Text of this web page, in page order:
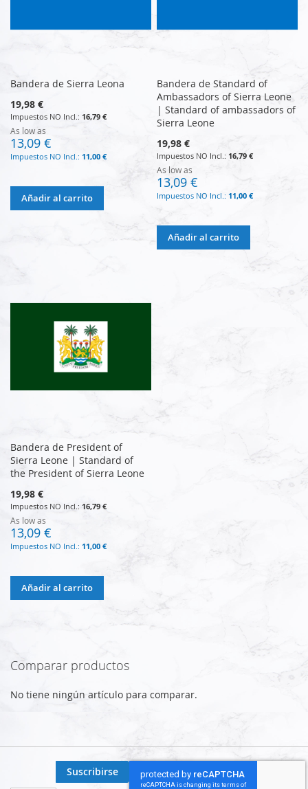
Bandera de Sierra Leona
19,98 €
16,79 €
As low as
13,09 €
11,00 €
Añadir al carrito
Bandera de Standard of
Ambassadors of Sierra Leone
| Standard of ambassadors of
Sierra Leone
19,98 €
16,79 €
As low as
13,09 €
11,00 €
Añadir al carrito
Bandera de President of
Sierra Leone | Standard of
the President of Sierra Leone
19,98 €
16,79 €
As low as
13,09 €
11,00 €
Añadir al carrito
Comparar productos
No tiene ningún artículo para comparar.
Suscribirse